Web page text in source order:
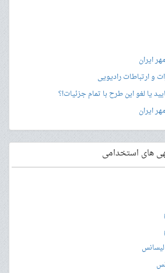
ایران
و ارتباطات رادیویی
یا لغو این طرح با تمام جزئیات!؟
ایران
های استخدامی